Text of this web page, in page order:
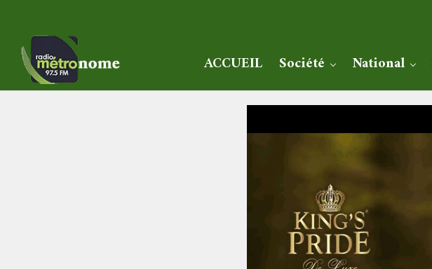
ACCUEIL Société National